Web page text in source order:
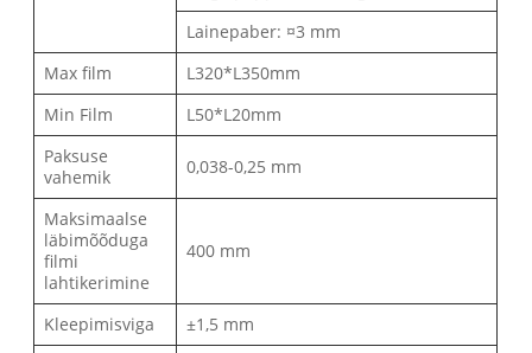
Lainepaber: ¤3 mm
Max film
L320*L350mm
Min Film
L50*L20mm
Paksuse
vahemik
0,038-0,25 mm
Maksimaalse
läbimõõduga
filmi
lahtikerimine
400 mm
Kleepimisviga
±1,5 mm